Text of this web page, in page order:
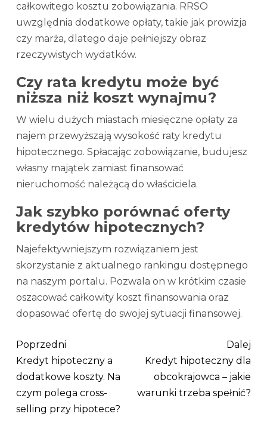
całkowitego kosztu zobowiązania. RRSO
uwzględnia dodatkowe opłaty, takie jak prowizja
czy marża, dlatego daje pełniejszy obraz
rzeczywistych wydatków.
Czy rata kredytu może być
niższa niż koszt wynajmu?
W wielu dużych miastach miesięczne opłaty za
najem przewyższają wysokość raty kredytu
hipotecznego. Spłacając zobowiązanie, budujesz
własny majątek zamiast finansować
nieruchomość należącą do właściciela.
Jak szybko porównać oferty
kredytów hipotecznych?
Najefektywniejszym rozwiązaniem jest
skorzystanie z aktualnego rankingu dostępnego
na naszym portalu. Pozwala on w krótkim czasie
oszacować całkowity koszt finansowania oraz
dopasować ofertę do swojej sytuacji finansowej.
Poprzedni
Kredyt hipoteczny a
dodatkowe koszty. Na
czym polega cross-
selling przy hipotece?
Dalej
Kredyt hipoteczny dla
obcokrajowca – jakie
warunki trzeba spełnić?